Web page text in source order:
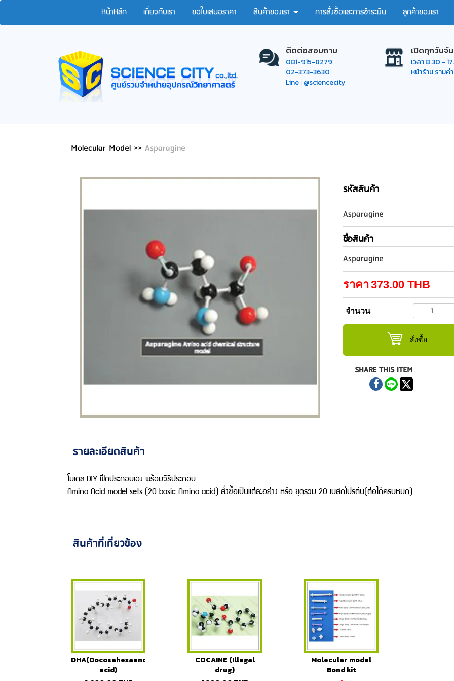
หน้าหลัก เกี่ยวกับเรา ขอใบเสนอราคา สินค้าของเรา การสั่งซื้อและการชำระเงิน ลูกค้าของเรา
ติดต่อสอบถาม
081-915-8279
02-373-3630
Line : @sciencecity
เปิดทุกวันจั
เวลา 8.30 -
หน้าร้าน รามค
Molecular Model >> Asparagine
รหัสสินค้า
Asparagine
ชื่อสินค้า
Asparagine
ราคา373.00 THB
จำนวน
สั่งซื้อ
SHARE THIS ITEM
รายละเอียดสินค้า
โมเดล DIY ฝึกประกอบเอง พร้อมวิธีประกอบ
Amino Acid model sets (20 basic Amino acid) สั่งซื้อเป็นแต่ละอย่าง หรือ ชุดรวม 20 เบสิกโปรตีน(ต่อได้ครบหมด)
สินค้าที่เกี่ยวข้อง
DHA(Docosahexaenoic
acid)
COCAINE (Illegal
drug)
Molecular model
Bond kit